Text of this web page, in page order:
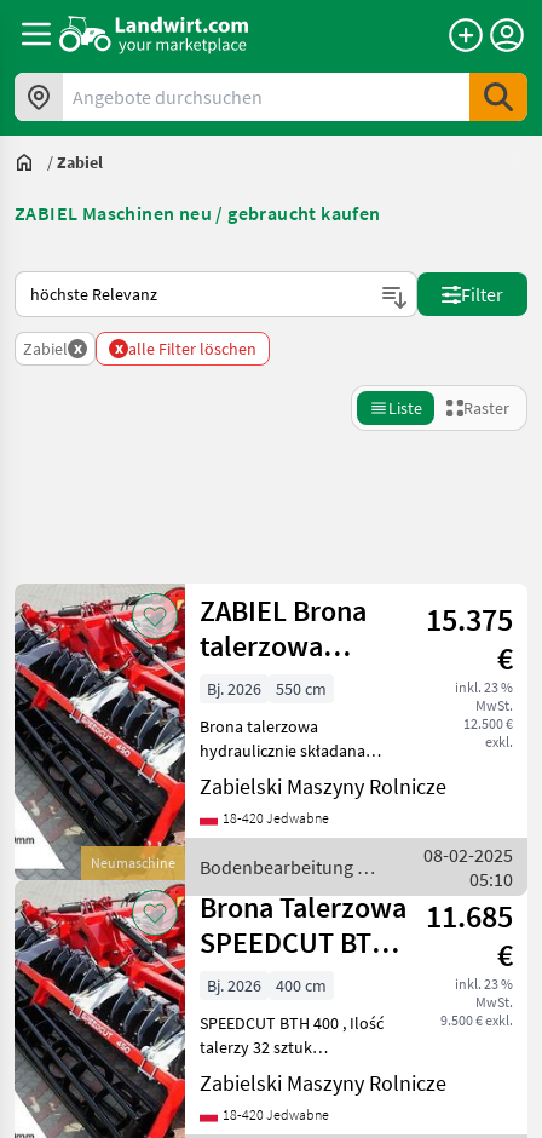
Angebote durchsuchen
/Zabiel
ZABIEL Maschinen neu / gebraucht kaufen
So wird auf Landwirt.com sortiert
Filter
Zabiel x x alle Filter löschen
Liste Raster
Kategorie 1 Land Filter
AKTUELLER
PFAD
Zabiel
KATEGORIE
WÄHLEN
Landtechnik
12
MARKTPLATZ
Marktplatz Händlerangebote
Zurücksetzen
12
Ergebnisse
anzeigen
Neumaschine
ZABIEL Brona
talerzowa
hydraulicznie
składana 550/
Sche
15.375
€
inkl. 23 %
MwSt.
12.500 €
exkl.
Bj. 2026
550 cm
Brona talerzowa
hydraulicznie składana
SPEEDCUT BTH 550 Waga
3220 kg ( wyposażenie
podstawowe)
155-210 KM Liczba talerzy
40 Wyposażenie po
Zabielski Maszyny Rolnicze
18-420 Jedwabne
Bodenbearbeitung /
ZABIEL
08-02-2025
05:10
Brona Talerzowa
SPEEDCUT BTH
4,0m / ZABIEL
Schei
11.685
€
inkl. 23 %
MwSt.
9.500 € exkl.
Bj. 2026
400 cm
SPEEDCUT BTH 400 , Ilość
talerzy 32 sztuk
Zapotrzebowanie mocy :
115-160 KM (
Leistungsbedarf 115-160
Zabielski Maszyny Rolnicze
18-420 Jedwabne